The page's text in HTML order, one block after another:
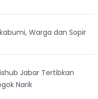
Warga dan Sopir
Jabar Tertibkan
Narik